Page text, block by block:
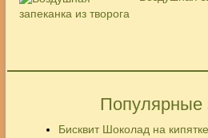
Популярные
Бисквит Шоколад на